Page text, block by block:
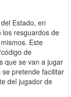
Estado, en
los resguardos de
Este
de
que se van a jugar
pretende facilitar
del jugador de